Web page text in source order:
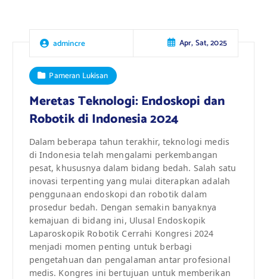
admincre Apr, Sat, 2025
Pameran Lukisan
Meretas Teknologi: Endoskopi dan
Robotik di Indonesia 2024
Dalam beberapa tahun terakhir, teknologi medis
di Indonesia telah mengalami perkembangan
pesat, khususnya dalam bidang bedah. Salah satu
inovasi terpenting yang mulai diterapkan adalah
penggunaan endoskopi dan robotik dalam
prosedur bedah. Dengan semakin banyaknya
kemajuan di bidang ini, Ulusal Endoskopik
Laparoskopik Robotik Cerrahi Kongresi 2024
menjadi momen penting untuk berbagi
pengetahuan dan pengalaman antar profesional
medis. Kongres ini bertujuan untuk memberikan